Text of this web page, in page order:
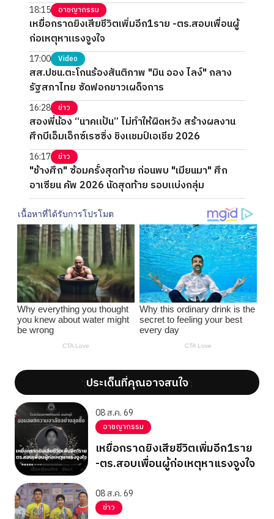
18:15 อาชญากรรม
เหยื่อกราดยิงเสียชีวิตเพิ่มอีก1ราย -ตร.สอบเพื่อนผู้
ก่อเหตุหาแรงจูงใจ
17:00 Video
สส.ปชน.ตะโกนร้องสันติภาพ "มิน ออง ไลง์" กลาง
รัฐสภาไทย ซัดฟอกขาวเผด็จการ
16:28 ข่าว
สองพี่น้อง “นาคแป้น” ไม่ทำให้ผิดหวัง สร้างผลงาน
ศึกบีเอ็มเอ็กซ์เรซซิ่ง ชิงแชมป์เอเชีย 2026
16:17 ข่าว
"ช้างศึก" ซ้อมครั้งสุดท้าย ก่อนพบ "เมียนมา" ศึก
อาเซียน คัพ 2026 นัดสุดท้าย รอบแบ่งกลุ่ม
';ประเด็นที่คุณอาจสนใจ';
08 ส.ค. 69
อาชญากรรม
เหยื่อกราดยิงเสียชีวิตเพิ่มอีก1ราย
-ตร.สอบเพื่อนผู้ก่อเหตุหาแรงจูงใจ
08 ส.ค. 69
ข่าว